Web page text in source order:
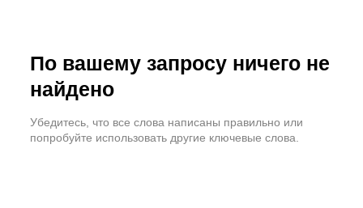
По вашему запросу ничего не
найдено
Убедитесь, что все слова написаны правильно или
попробуйте использовать другие ключевые слова.